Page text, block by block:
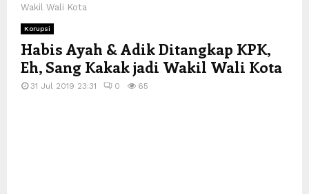
Wakil Wali Kota
Korupsi
Habis Ayah & Adik Ditangkap KPK,
Eh, Sang Kakak jadi Wakil Wali Kota
31 Jul 2019 23:31 0 65